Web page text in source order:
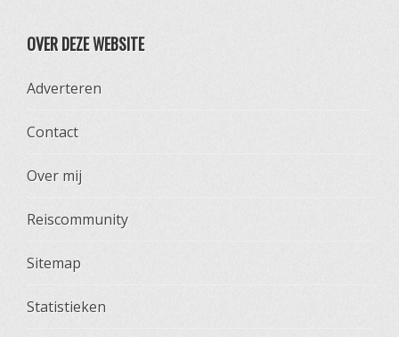
OVER DEZE WEBSITE
Adverteren
Contact
Over mij
Reiscommunity
Sitemap
Statistieken